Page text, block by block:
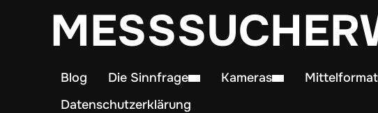
Blog Die Sinnfrage Kameras Mittelformat
Datenschutzerklärung